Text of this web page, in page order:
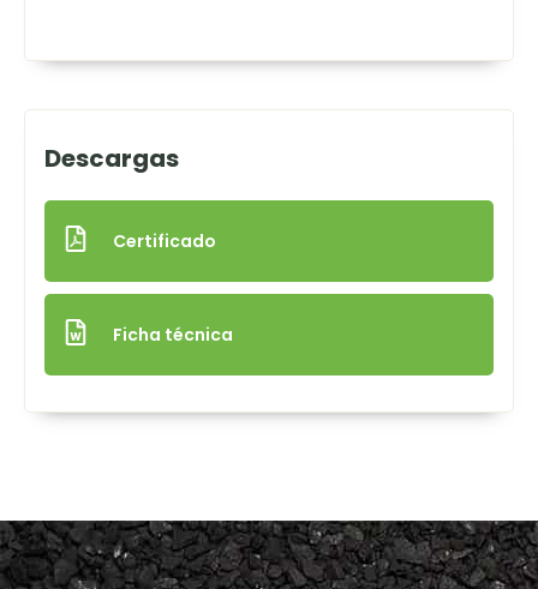
Descargas
Certificado
Ficha técnica